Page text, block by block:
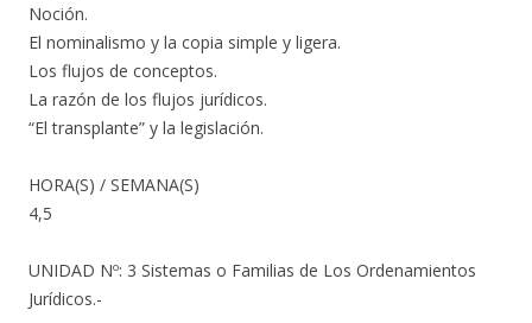
Noción.
El nominalismo y la copia simple y ligera.
Los flujos de conceptos.
La razón de los flujos jurídicos.
“El transplante” y la legislación.
HORA(S) / SEMANA(S)
4,5
UNIDAD Nº: 3 Sistemas o Familias de Los Ordenamientos
Jurídicos.-